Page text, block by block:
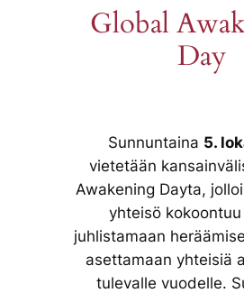
Global
Day
Sunnuntaina 5.
vietetään
Awakening Dayta,
yhteisö
juhlistamaan
asettamaan yhteisiä
tulevalle vuodelle.